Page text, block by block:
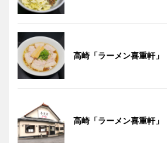
高崎「ラーメン喜重軒」
高崎「ラーメン喜重軒」